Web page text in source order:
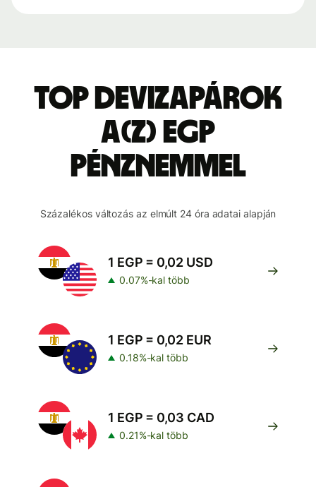
Top devizapárok
a(z) EGP
pénznemmel
Százalékos változás az elmúlt 24 óra adatai alapján
1 EGP = 0,02 USD
0.07%-kal több
1 EGP = 0,02 EUR
0.18%-kal több
1 EGP = 0,03 CAD
0.21%-kal több